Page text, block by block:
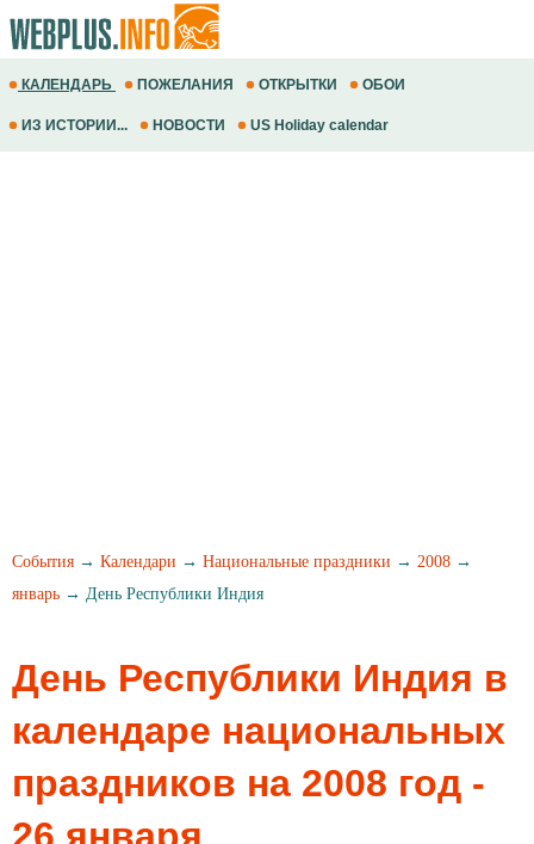
КАЛЕНДАРЬ ПОЖЕЛАНИЯ ОТКРЫТКИ ОБОИ
ИЗ ИСТОРИИ... НОВОСТИ US Holiday calendar
События → Календари → Национальные праздники → 2008 →
январь → День Республики Индия
День Республики Индия в
календаре национальных
праздников на 2008 год -